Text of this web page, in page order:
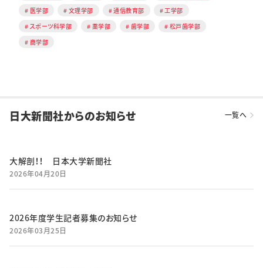
医学部
文理学部 通信教育部
工学部
スポーツ科学部
薬学部 歯学部
松戸歯学部
商学部
日大新聞社からのお知らせ 一覧へ
大解剖！！ 日本大学新聞社
2026年04月20日
2026年度学生記者募集のお知らせ
2026年03月25日